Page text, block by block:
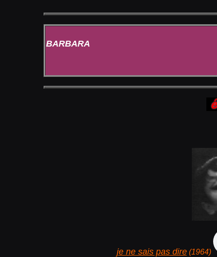
BARBARA
je ne sais pas dire (1964)